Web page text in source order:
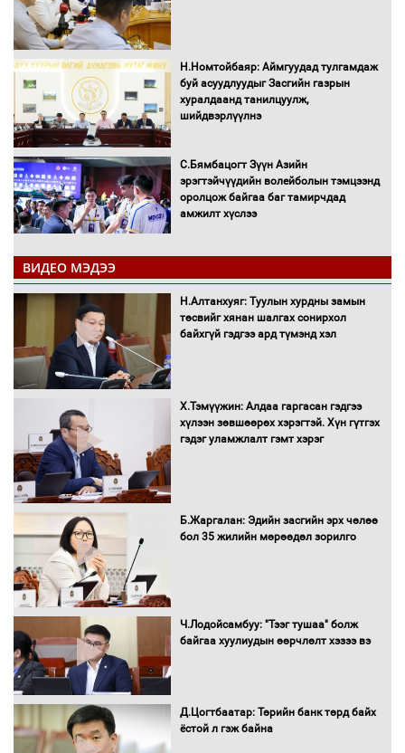
Н.Номтойбаяр: Аймгуудад тулгамдаж
буй асуудлуудыг Засгийн газрын
хуралдаанд танилцуулж,
шийдвэрлүүлнэ
С.Бямбацогт Зүүн Азийн
эрэгтэйчүүдийн волейболын тэмцээнд
оролцож байгаа баг тамирчдад
амжилт хүслээ
Автобензин, дизель түлшний онцгой
албан татварыг тэглэлээ
Санхүүгийн хэмнэлтийн горимд эрүүл
мэндийн салбар хамаарахгүй
Нөөцийн махны худалдаа,
борлуулалтыг нээлттэй ил тод
Монгол Улс “COP17”-д “Тал хээрийн
төлөвлөгөө”-гөө танилцуулна
16 төрлийн эмийг нэг эх үүсвэрээс
ВИДЕО МЭДЭЭ
Н.Алтанхуяг: Туулын хурдны замын
төсвийг хянан шалгах сонирхол
байхгүй гэдгээ ард түмэнд хэл
Х.Тэмүүжин: Алдаа гаргасан гэдгээ
хүлээн зөвшөөрөх хэрэгтэй. Хүн гүтгэх
гэдэг уламжлалт гэмт хэрэг
Б.Жаргалан: Эдийн засгийн эрх чөлөө
бол 35 жилийн мөрөөдөл зорилго
Ч.Лодойсамбуу: "Тээг тушаа" болж
байгаа хуулиудын өөрчлөлт хэзээ вэ
Д.Цогтбаатар: Төрийн банк төрд байх
ёстой л гэж байна